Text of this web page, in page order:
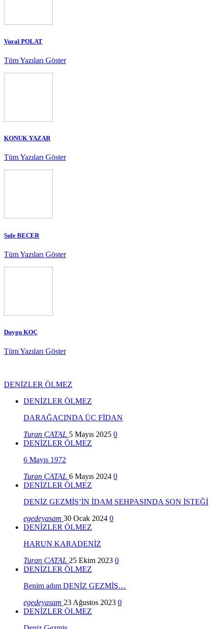
Vural POLAT
Tüm Yazıları Göster
KONUK YAZAR
Tüm Yazıları Göster
Şule BECER
Tüm Yazıları Göster
Duygu KOÇ
Tüm Yazıları Göster
DENİZLER ÖLMEZ
DENİZLER ÖLMEZ
DARAĞACINDA ÜÇ FİDAN
Turan ÇATAL 5 Mayıs 2025 0
DENİZLER ÖLMEZ
6 Mayıs 1972
Turan ÇATAL 6 Mayıs 2024 0
DENİZLER ÖLMEZ
DENİZ GEZMİŞ’İN İDAM SEHPASINDA SON İSTEĞİ
egedeyasam 30 Ocak 2024 0
DENİZLER ÖLMEZ
HARUN KARADENİZ
Turan ÇATAL 25 Ekim 2023 0
DENİZLER ÖLMEZ
Benim adım DENİZ GEZMİŞ…
egedeyasam 23 Ağustos 2023 0
DENİZLER ÖLMEZ